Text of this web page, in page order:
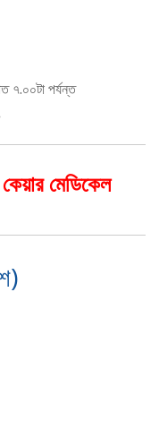
৭.০০টা পর্যন্ত
মেডিকেল